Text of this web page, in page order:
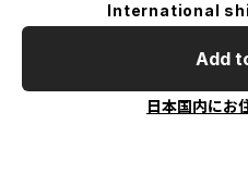
International
Add
日本国内にお